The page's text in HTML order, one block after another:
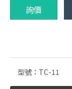
詢價
型號： TC-11